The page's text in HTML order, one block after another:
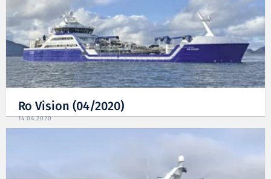
Ro Vision (04/2020)
14.04.2020